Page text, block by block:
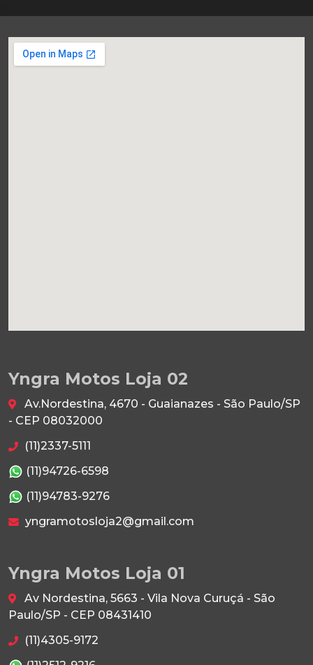
Yngra Motos Loja 02
Av.Nordestina, 4670 - Guaianazes - São Paulo/SP
- CEP 08032000
(11)2337-5111
(11)94726-6598
(11)94783-9276
yngramotosloja2@gmail.com
Yngra Motos Loja 01
Av Nordestina, 5663 - Vila Nova Curuçá - São
Paulo/SP - CEP 08431410
(11)4305-9172